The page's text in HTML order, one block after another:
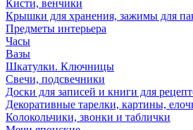
Кисти, венчики
Крышки для хранения, зажимы для
Предметы интерьера
Часы
Вазы
Шкатулки. Ключницы
Свечи, подсвечники
Доски для записей и книги для
Декоративные тарелки, картины,
Колокольчики, звонки и таблички